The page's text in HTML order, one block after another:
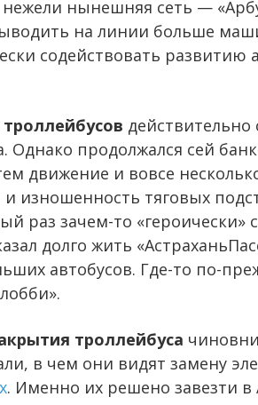
нынешняя сеть —
на линии больше
содействовать развитию
действительно
Однако продолжался сей
движение и вовсе
изношенность тяговых
раз зачем-то «героически»
долго жить
автобусов. Где-то по-
троллейбуса
в чем они видят замену
. Именно их решено завезти